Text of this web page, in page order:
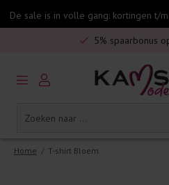
De sale is in volle gang: kortingen t/
Veilig
5% spaarbonus
Gratis verzending in
Home / T-shirt Bloem